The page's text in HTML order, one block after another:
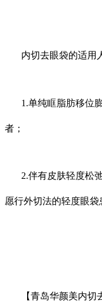
内切去眼袋的适用
1.单纯眶脂肪移位膨
者；
2.伴有皮肤轻度松弛
愿行外切法的轻度眼袋
【青岛华颜美内切去